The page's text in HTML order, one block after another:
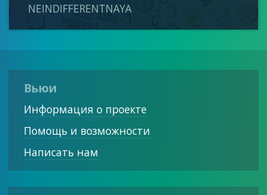
NEINDIFFERENTNAYA
Вьюи
Информация о проекте
Помощь и возможности
Написать нам